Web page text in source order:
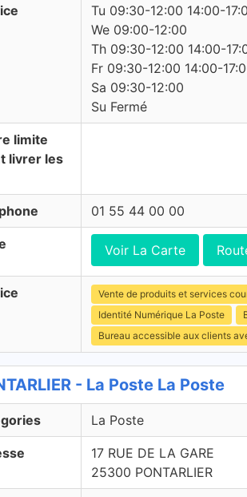
Tu 09:30-12:00 14:00-
We 09:00-12:00
Th 09:30-12:00 14:00-
Fr 09:30-12:00 14:00-
Sa 09:30-12:00
Su Fermé
limite
livrer les
01 55 44 00 00
Voir La Carte
Vente de produits et services
Identité Numérique La Poste
Bureau accessible aux clients
- La Poste La Poste
La Poste
17 RUE DE LA GARE
25300 PONTARLIER